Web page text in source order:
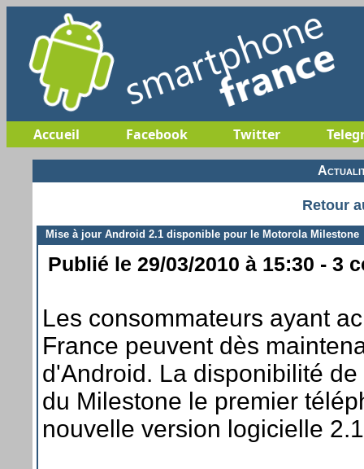
Accueil Facebook Twitter
Retour
Mise à jour Android 2.1 disponible pour le Motorola Milestone
Publié le 29/03/2010 à 15:30 - 3
Les consommateurs ayant
France peuvent dès
d'Android. La disponibilité
du Milestone le premier
nouvelle version logicielle